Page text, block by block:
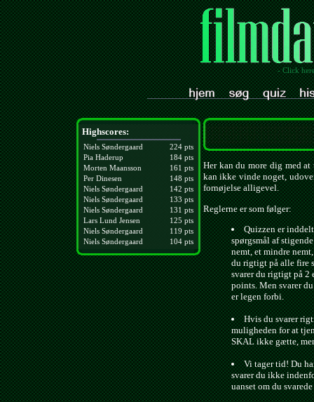
- Click
Highscores:
Niels Søndergaard
224 pts
Pia Haderup
184 pts
Morten Maansson
161 pts
Per Dinesen
148 pts
Niels Søndergaard
142 pts
Niels Søndergaard
133 pts
Niels Søndergaard
131 pts
Lars Lund Jensen
125 pts
Niels Søndergaard
119 pts
Niels Søndergaard
104 pts
Her kan du more dig med
kan ikke vinde noget,
fornøjelse alligevel.
Reglerne er som følger:
Quizzen er
spørgsmål af
nemt, et mindre
du rigtigt på alle fire
svarer du rigtigt på 2
points. Men svarer
er legen forbi.
Hvis du svarer
muligheden for at
SKAL ikke gætte,
Vi tager tid! Du
svarer du ikke
uanset om du